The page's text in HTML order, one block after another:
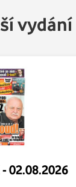
vydání
02.08.2026